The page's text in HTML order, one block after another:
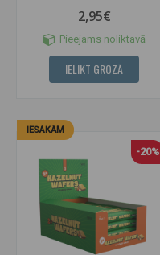
2,95€
Pieejams noliktavā
IELIKT GROZĀ
IESAKĀM
-20%